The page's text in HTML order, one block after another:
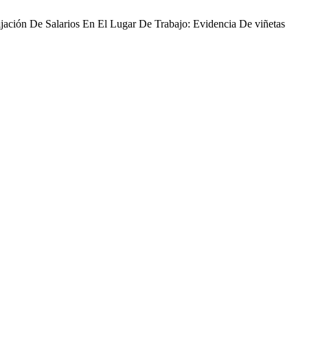
De Salarios En El Lugar De Trabajo: Evidencia De viñetas